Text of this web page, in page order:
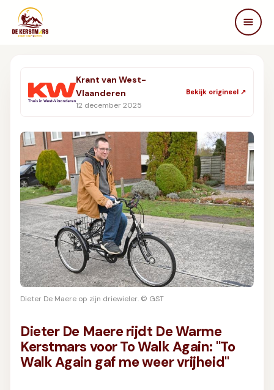
Over ons
Edities
STEUN ONS
Partners
Samenwerken
In de media
Contact
GIFT INSCHRIJVEN
Krant van West-
Vlaanderen
12 december 2025
Bekijk origineel ↗
Dieter De Maere op zijn driewieler. © GST
Dieter De Maere rijdt De Warme
Kerstmars voor To Walk Again: "To
Walk Again gaf me weer vrijheid"